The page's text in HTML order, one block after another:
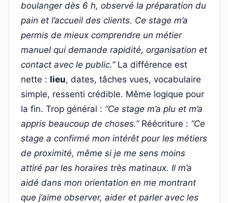
boulanger dès 6 h, observé la préparation du
pain et l’accueil des clients. Ce stage m’a
permis de mieux comprendre un métier
manuel qui demande rapidité, organisation et
contact avec le public.”La différence est
nette : lieu, dates, tâches vues, vocabulaire
simple, ressenti crédible. Même logique pour
la fin. Trop général : “Ce stage m’a plu et m’a
appris beaucoup de choses.”Réécriture : “Ce
stage a confirmé mon intérêt pour les métiers
de proximité, même si je me sens moins
attiré par les horaires très matinaux. Il m’a
aidé dans mon orientation en me montrant
que j’aime observer, aider et parler avec les